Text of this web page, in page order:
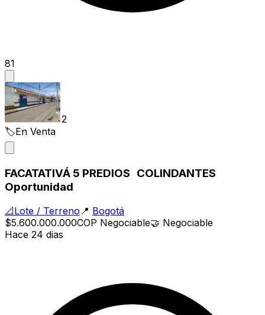
81
2
🏷️En Venta
FACATATIVÁ 5 PREDIOS COLINDANTES
Oportunidad
📐Lote / Terreno 📍 Bogotá
$5.600.000.000COP Negociable🤝 Negociable
Hace 24 dias